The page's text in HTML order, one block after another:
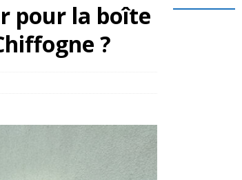
pour la boîte
?